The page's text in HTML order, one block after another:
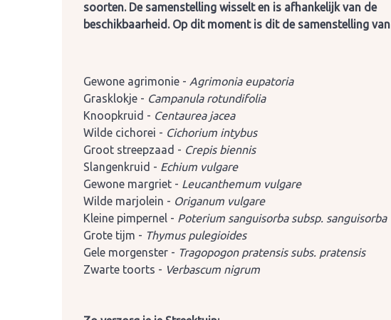
soorten. De samenstelling wisselt en is afhankelijk van de
beschikbaarheid. Op dit moment is dit de samenstelling
Gewone agrimonie - Agrimonia eupatoria
Grasklokje - Campanula rotundifolia
Knoopkruid - Centaurea jacea
Wilde cichorei - Cichorium intybus
Groot streepzaad - Crepis biennis
Slangenkruid - Echium vulgare
Gewone margriet - Leucanthemum vulgare
Wilde marjolein - Origanum vulgare
Kleine pimpernel - Poterium sanguisorba subsp. sanguisorba
Grote tijm - Thymus pulegioides
Gele morgenster - Tragopogon pratensis subs. pratensis
Zwarte toorts - Verbascum nigrum